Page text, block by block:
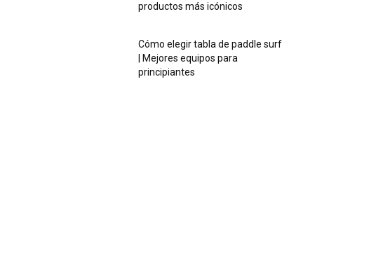
productos más icónicos
Cómo elegir tabla de paddle surf
| Mejores equipos para
principiantes